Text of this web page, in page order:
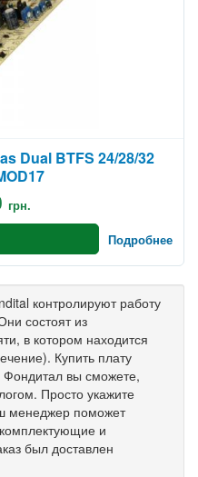
Dual BTFS 24/28/32
грн.
Подробнее
контролируют работу
состоят из
, в котором находится
). Купить плату
Фондитал вы сможете,
. Просто укажите
менеджер поможет
комплектующие и
был доставлен